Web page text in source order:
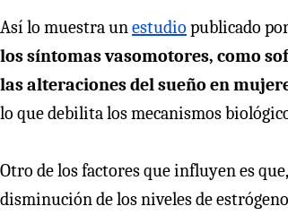
Así lo muestra unestudio publicado
los síntomas vasomotores, como
las alteraciones del sueño en
lo que debilita los mecanismos
Otro de los factores que influyen es
disminución de los niveles de